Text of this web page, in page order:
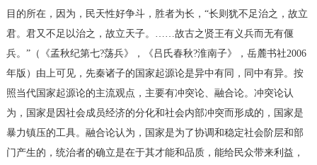
目的所在，因为，民天性好争斗，胜者为长，“长则犹不足治之，故立
君。君又不足以治之，故立天子。……故古之贤王有义兵而无有偃
兵。”（《孟秋纪第七?荡兵》，《吕氏春秋?淮南子》，岳麓书社2006
年版）由上可见，先秦诸子的国家起源论是异中有同，同中有异。按
照当代国家起源论的主流观点，主要有冲突论、融合论。冲突论认
为，国家是因社会成员经济的分化和社会内部冲突而形成的，国家是
暴力镇压的工具。融合论认为，国家是为了协调和稳定社会阶层和部
门产生的，统治者的确立是在于其才能和品质，能给民众带来利益，